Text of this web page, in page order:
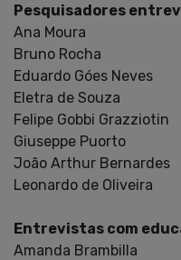
Pesquisadores
Ana Moura
Bruno Rocha
Eduardo Góes Neves
Eletra de Souza
Felipe Gobbi Grazziotin
Giuseppe Puorto
João Arthur Bernardes
Leonardo de Oliveira
Entrevistas com
Amanda Brambilla